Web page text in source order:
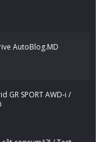
AutoBlog.MD
GR SPORT AWD-i /